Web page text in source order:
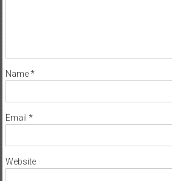
Name*
Email *
Website